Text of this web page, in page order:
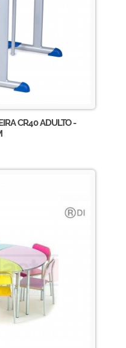
CR40 ADULTO -